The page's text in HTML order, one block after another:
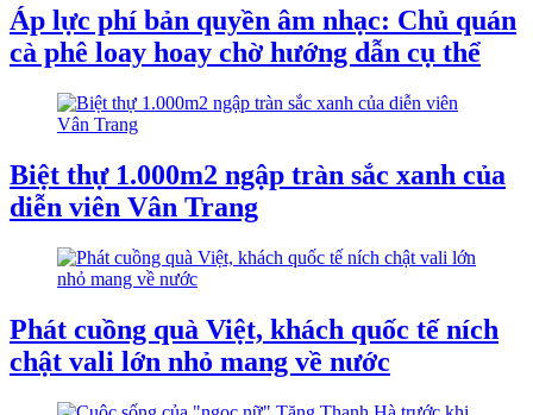
Áp lực phí bản quyền âm nhạc: Chủ quán
cà phê loay hoay chờ hướng dẫn cụ thể
Biệt thự 1.000m2 ngập tràn sắc xanh của
diễn viên Vân Trang
Phát cuồng quà Việt, khách quốc tế ních
chật vali lớn nhỏ mang về nước